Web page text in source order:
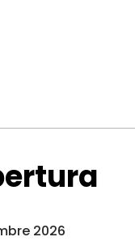
2026